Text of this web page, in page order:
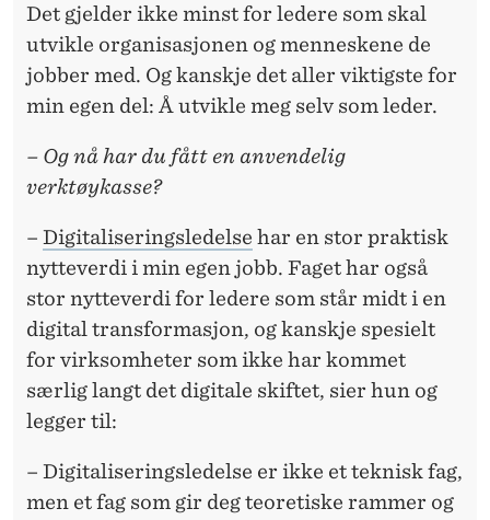
Det gjelder ikke minst for ledere som skal
utvikle organisasjonen og menneskene de
jobber med. Og kanskje det aller viktigste for
min egen del: Å utvikle meg selv som leder.
– Og nå har du fått en anvendelig
verktøykasse?
– Digitaliseringsledelse har en stor praktisk
nytteverdi i min egen jobb. Faget har også
stor nytteverdi for ledere som står midt i en
digital transformasjon, og kanskje spesielt
for virksomheter som ikke har kommet
særlig langt det digitale skiftet, sier hun og
legger til:
– Digitaliseringsledelse er ikke et teknisk fag,
men et fag som gir deg teoretiske rammer og